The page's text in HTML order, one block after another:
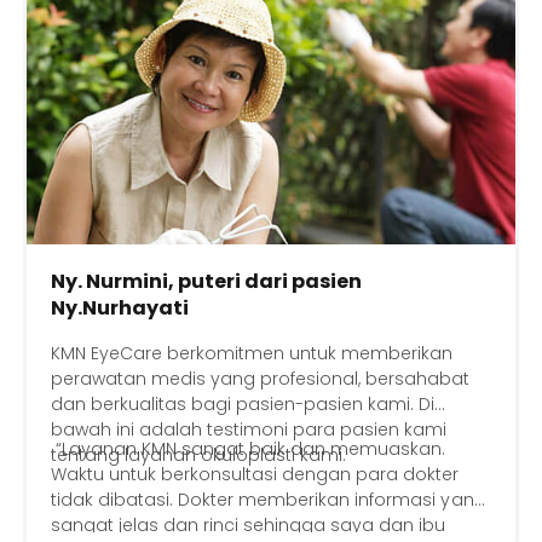
Ny. Nurmini, puteri dari pasien
Ny.Nurhayati
KMN EyeCare berkomitmen untuk memberikan
perawatan medis yang profesional, bersahabat
dan berkualitas bagi pasien-pasien kami. Di
bawah ini adalah testimoni para pasien kami
tentang layanan okuloplasti kami.
“Layanan KMN sangat baik dan memuaskan.
Waktu untuk berkonsultasi dengan para dokter
tidak dibatasi. Dokter memberikan informasi yang
sangat jelas dan rinci sehingga saya dan ibu